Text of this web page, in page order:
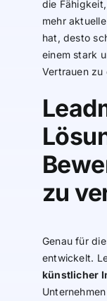
die
mehr
hat, desto
einem stark
Vertrauen zu
zu
Genau für
entwickelt.
künstlicher